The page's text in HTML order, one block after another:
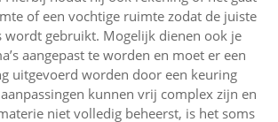
of een vochtige ruimte zodat de juiste
wordt gebruikt. Mogelijk dienen ook je
aangepast te worden en moet er een
uitgevoerd worden door een keuring
kunnen vrij complex zijn en
niet volledig beheerst, is het soms